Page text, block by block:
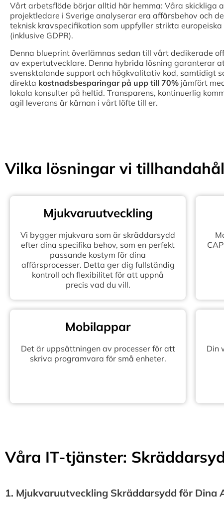
Vårt arbetsflöde börjar alltid här hemma: Våra skickliga
projektledare i Sverige analyserar era affärsbehov och
teknisk kravspecifikation som uppfyller strikta
(inklusive GDPR).
Denna blueprint överlämnas sedan till vårt dedikerade
av expertutvecklare. Denna hybrida lösning garanterar
svensktalande support och högkvalitativ kod, samtidigt
direkta kostnadsbesparingar på upp till 70% jämfört
lokala konsulter på heltid. Transparens, kontinuerlig
agil leverans är kärnan i vårt löfte till er.
Vilka lösningar vi
Mjukvaruutveckling
Vi bygger mjukvara som är skräddarsydd
efter dina specifika behov, som en perfekt
passande kostym för dina
affärsprocesser. Detta ger dig fullständig
kontroll och flexibilitet för att uppnå
precis vad du vill.
Mobilappar
Det är uppsättningen av processer för att
skriva programvara för små enheter.
Din
Våra IT-tjänster:
1.⁠ ⁠Mjukvaruutveckling Skräddarsydd för Dina